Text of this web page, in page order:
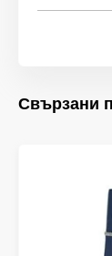
Свързани